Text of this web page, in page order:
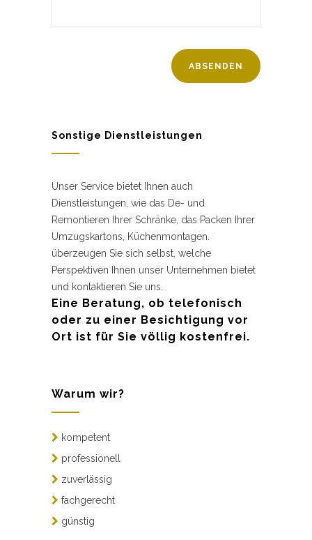
Sonstige Dienstleistungen
Unser Service bietet Ihnen auch
Dienstleistungen, wie das De- und
Remontieren Ihrer Schränke, das Packen Ihrer
Umzugskartons, Küchenmontagen.
überzeugen Sie sich selbst, welche
Perspektiven Ihnen unser Unternehmen bietet
und kontaktieren Sie uns.
Eine Beratung, ob telefonisch
oder zu einer Besichtigung vor
Ort ist für Sie völlig kostenfrei.
Warum wir?
kompetent
professionell
zuverlässig
fachgerecht
günstig